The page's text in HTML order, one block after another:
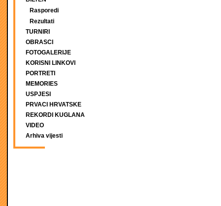
Rasporedi
Rezultati
TURNIRI
OBRASCI
FOTOGALERIJE
KORISNI LINKOVI
PORTRETI
MEMORIES
USPJESI
PRVACI HRVATSKE
REKORDI KUGLANA
VIDEO
Arhiva vijesti